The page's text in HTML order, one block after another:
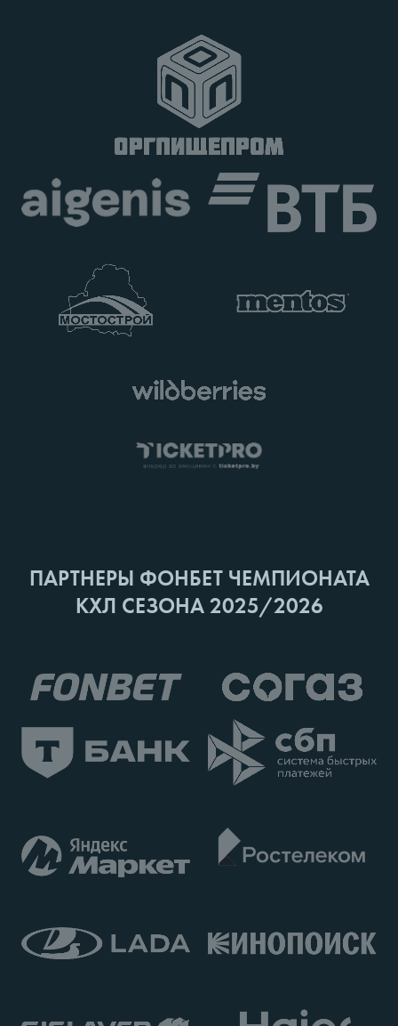
ПАРТНЕРЫ ФОНБЕТ ЧЕМПИОНАТА
КХЛ СЕЗОНА 2025/2026